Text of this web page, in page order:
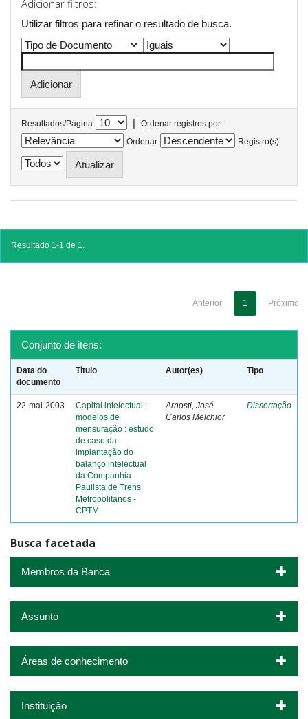
Adicionar filtros:
Utilizar filtros para refinar o resultado de busca.
Resultados/Página |
Ordenar registros por
Ordenar
Registro(s)
Resultado 1-1 de 1.
Anterior 1 Próximo
Conjunto de itens:
Data do
documento
Título Autor(es) Tipo
22-mai-2003
Capital intelectual :
modelos de
mensuração : estudo
de caso da
implantação do
balanço intelectual
da Companhia
Paulista de Trens
Metropolitanos -
CPTM
Arnosti, José
Carlos Melchior
Dissertação
Busca facetada
Membros da Banca
Assunto
Áreas de conhecimento
Instituição